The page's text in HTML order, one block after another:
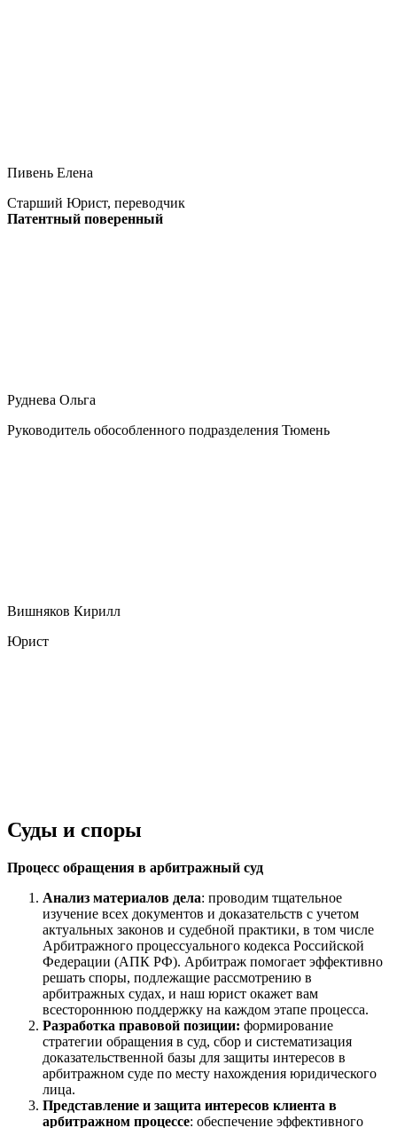
Пивень Елена
Старший Юрист, переводчик
Патентный поверенный
Руднева Ольга
Руководитель обособленного подразделения Тюмень
Вишняков Кирилл
Юрист
Суды и споры
Процесс обращения в арбитражный суд
Анализ материалов дела: проводим тщательное
изучение всех документов и доказательств с учетом
актуальных законов и судебной практики, в том числе
Арбитражного процессуального кодекса Российской
Федерации (АПК РФ). Арбитраж помогает эффективно
решать споры, подлежащие рассмотрению в
арбитражных судах, и наш юрист окажет вам
всестороннюю поддержку на каждом этапе процесса.
Разработка правовой позиции: формирование
стратегии обращения в суд, сбор и систематизация
доказательственной базы для защиты интересов в
арбитражном суде по месту нахождения юридического
лица.
Представление и защита интересов клиента в
арбитражном процессе: обеспечение эффективного